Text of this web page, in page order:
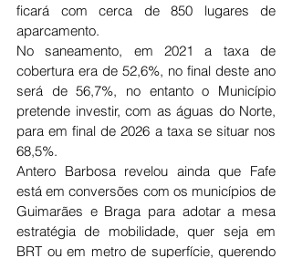
ficará com cerca de 850 lugares de
aparcamento.
No saneamento, em 2021 a taxa de
cobertura era de 52,6%, no final deste ano
será de 56,7%, no entanto o Município
pretende investir, com as águas do Norte,
para em final de 2026 a taxa se situar nos
68,5%.
Antero Barbosa revelou ainda que Fafe
está em conversões com os municípios de
Guimarães e Braga para adotar a mesa
estratégia de mobilidade, quer seja em
BRT ou em metro de superfície, querendo